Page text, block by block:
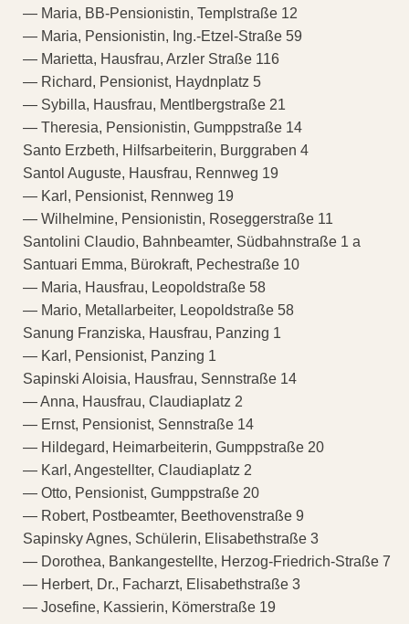
— Maria, BB-Pensionistin, Templstraße 12
— Maria, Pensionistin, Ing.-Etzel-Straße 59
— Marietta, Hausfrau, Arzler Straße 116
— Richard, Pensionist, Haydnplatz 5
— Sybilla, Hausfrau, Mentlbergstraße 21
— Theresia, Pensionistin, Gumppstraße 14
Santo Erzbeth, Hilfsarbeiterin, Burggraben 4
Santol Auguste, Hausfrau, Rennweg 19
— Karl, Pensionist, Rennweg 19
— Wilhelmine, Pensionistin, Roseggerstraße 11
Santolini Claudio, Bahnbeamter, Südbahnstraße 1 a
Santuari Emma, Bürokraft, Pechestraße 10
— Maria, Hausfrau, Leopoldstraße 58
— Mario, Metallarbeiter, Leopoldstraße 58
Sanung Franziska, Hausfrau, Panzing 1
— Karl, Pensionist, Panzing 1
Sapinski Aloisia, Hausfrau, Sennstraße 14
— Anna, Hausfrau, Claudiaplatz 2
— Ernst, Pensionist, Sennstraße 14
— Hildegard, Heimarbeiterin, Gumppstraße 20
— Karl, Angestellter, Claudiaplatz 2
— Otto, Pensionist, Gumppstraße 20
— Robert, Postbeamter, Beethovenstraße 9
Sapinsky Agnes, Schülerin, Elisabethstraße 3
— Dorothea, Bankangestellte, Herzog-Friedrich-Straße 7
— Herbert, Dr., Facharzt, Elisabethstraße 3
— Josefine, Kassierin, Kömerstraße 19